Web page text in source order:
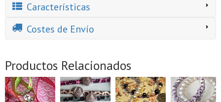
Características
Costes de Envío
Productos Relacionados